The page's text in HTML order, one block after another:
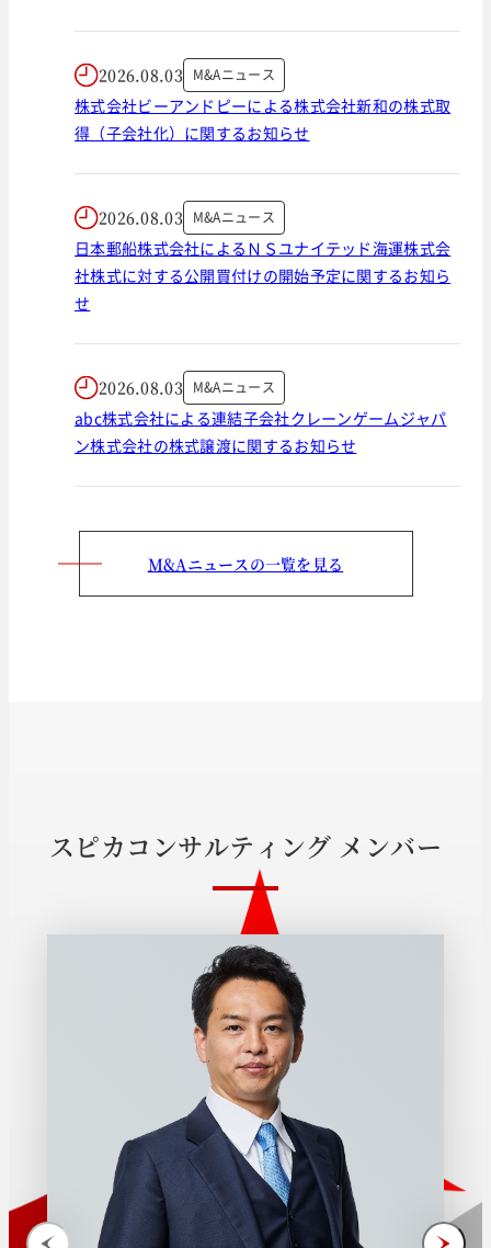
2026.08.03 M&Aニュース
株式会社ビーアンドピーによる株式会社新和の株式取
得（子会社化）に関するお知らせ
2026.08.03 M&Aニュース
日本郵船株式会社によるＮＳユナイテッド海運株式会
社株式に対する公開買付けの開始予定に関するお知ら
せ
2026.08.03 M&Aニュース
abc株式会社による連結子会社クレーンゲームジャパ
ン株式会社の株式譲渡に関するお知らせ
M&Aニュースの一覧を見る
スピカコ ンサルテ ィ ング メ ンバー